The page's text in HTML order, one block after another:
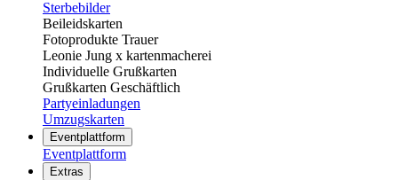
Sterbebilder
Beileidskarten
Fotoprodukte Trauer
Leonie Jung x kartenmacherei
Individuelle Grußkarten
Grußkarten Geschäftlich
Partyeinladungen
Umzugskarten
Eventplattform
Eventplattform
Extras